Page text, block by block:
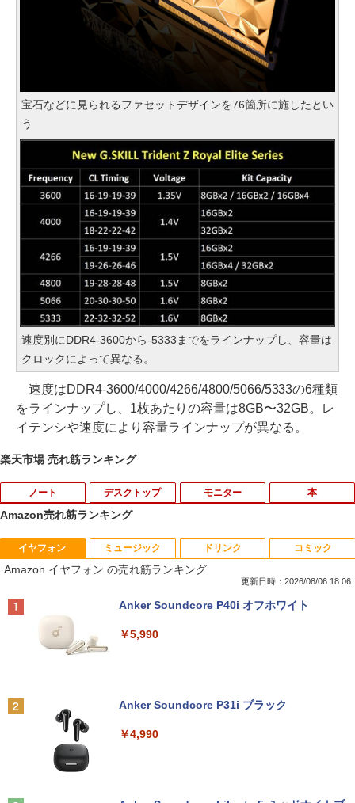
宝石などに見られるファセットデザインを76箇所に施したとい
う
速度別にDDR4-3600から-5333までをラインナップし、容量は
クロックによって異なる。
速度はDDR4-3600/4000/4266/4800/5066/5333の6種類
をラインナップし、1枚あたりの容量は8GB〜32GB。レ
イテンシや速度により容量ラインナップが異なる。
楽天市場 売れ筋ランキング
ノート
1
【中古】第4世代 Core i3搭載ノートパソ
コン 500GB 4GBメモリ DVDマルチドラ
イブ 15.6インチ Wi-Fi 【Windows10】
0 | Windows11 | ノートPC | 一年保証 |
第7世代 | Core i5 7200U 2.5(～最大3.1)
ルチ | 無線LAN:あり | テンキー | Win11P
デスクトップ
1
Magic Trackpad 2 用 トラックパッド 保
護フィルム OverLay Protector for Magi
c Trackpad 2保護 フィルム シート シー
ウス 低反射 タッチパッド トラックパッ
【★ランキング第1位獲得商品!!★】 デス
Windows11 Office付 第六世代 Core-i5
モニター
1
【マラソンセール期間中ポイント5倍】中
古モニター 19インチ スクエア 液晶ディ
スプレイ VGA / DVI端子 店長おまかせ ケ
確認済み 30日保証 送料無料
￥3,300
2
PHILIPS/フィリップス 241V8/11 / 23.8型
ワイド 液晶ディスプレイ FullHD/HDMI
縄、離島を除く
本
1
[新品]はじめての世界名作えほん えほん
のおうち(1～40巻)
￥26,400
￥1,815
司 ]
Amazon売れ筋ランキング
イヤフォン
Amazon イヤフォン の売れ筋ランキング
更新日時：2026/08/06 18:06
Anker Soundcore P40i オフホワイト
￥5,990
Anker Soundcore P31i ブラック
￥4,990
ミュージック ドリンク コミック